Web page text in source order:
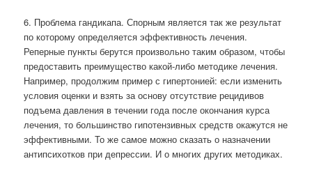
6. Проблема гандикапа. Спорным является так же результат
по которому определяется эффективность лечения.
Реперные пункты берутся произвольно таким образом, чтобы
предоставить преимущество какой-либо методике лечения.
Например, продолжим пример с гипертонией: если изменить
условия оценки и взять за основу отсутствие рецидивов
подъема давления в течении года после окончания курса
лечения, то большинство гипотензивных средств окажутся не
эффективными. То же самое можно сказать о назначении
антипсихотков при депрессии. И о многих других методиках.